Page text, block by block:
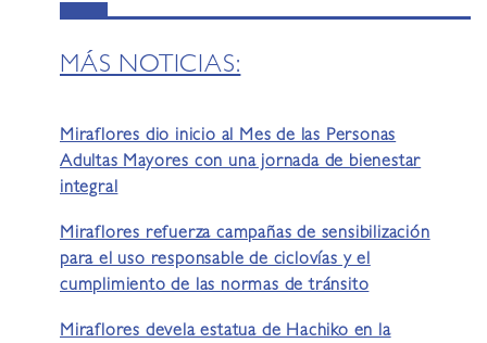
MÁS NOTICIAS:
Miraflores dio inicio al Mes de las Personas
Adultas Mayores con una jornada de bienestar
integral
Miraflores refuerza campañas de sensibilización
para el uso responsable de ciclovías y el
cumplimiento de las normas de tránsito
Miraflores devela estatua de Hachiko en la